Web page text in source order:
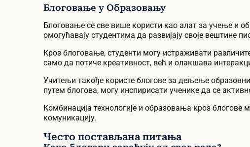
Блоговање у Образовању
Блоговање се све више користи као алат за учење и
омогућавају студентима да развијају своје вештине
Кроз блоговање, студенти могу истраживати
само да потиче креативност, већ и олакшава
Учитељи такође користе блогове за дељење
путем блогова, могу инспирисати ученике да се
Комбинација технологије и образовања кроз
комуникацију.
Често постављана питања